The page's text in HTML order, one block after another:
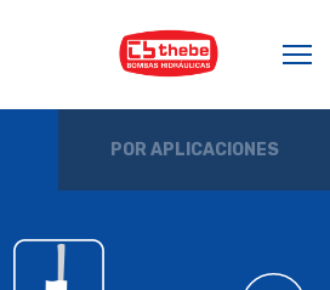
POR APLICACIONES